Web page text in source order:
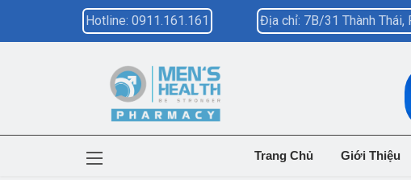
Hotline: 0911.161.161 Địa chỉ: 7B/31 Thành Thái,
Trang Chủ Giới Thiệu